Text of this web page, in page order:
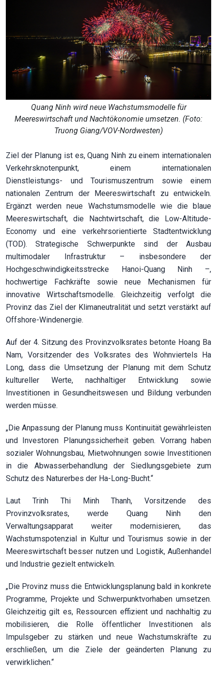
Quang Ninh wird neue Wachstumsmodelle für
Meereswirtschaft und Nachtökonomie umsetzen. (Foto:
Truong Giang/VOV-Nordwesten)
Ziel der Planung ist es, Quang Ninh zu einem internationalen
Verkehrsknotenpunkt, einem internationalen
Dienstleistungs- und Tourismuszentrum sowie einem
nationalen Zentrum der Meereswirtschaft zu entwickeln.
Ergänzt werden neue Wachstumsmodelle wie die blaue
Meereswirtschaft, die Nachtwirtschaft, die Low-Altitude-
Economy und eine verkehrsorientierte Stadtentwicklung
(TOD). Strategische Schwerpunkte sind der Ausbau
multimodaler Infrastruktur – insbesondere der
Hochgeschwindigkeitsstrecke Hanoi-Quang Ninh –,
hochwertige Fachkräfte sowie neue Mechanismen für
innovative Wirtschaftsmodelle. Gleichzeitig verfolgt die
Provinz das Ziel der Klimaneutralität und setzt verstärkt auf
Offshore-Windenergie.
Auf der 4. Sitzung des Provinzvolksrates betonte Hoang Ba
Nam, Vorsitzender des Volksrates des Wohnviertels Ha
Long, dass die Umsetzung der Planung mit dem Schutz
kultureller Werte, nachhaltiger Entwicklung sowie
Investitionen in Gesundheitswesen und Bildung verbunden
werden müsse.
„Die Anpassung der Planung muss Kontinuität gewährleisten
und Investoren Planungssicherheit geben. Vorrang haben
sozialer Wohnungsbau, Mietwohnungen sowie Investitionen
in die Abwasserbehandlung der Siedlungsgebiete zum
Schutz des Naturerbes der Ha-Long-Bucht.“
Laut Trinh Thi Minh Thanh, Vorsitzende des
Provinzvolksrates, werde Quang Ninh den
Verwaltungsapparat weiter modernisieren, das
Wachstumspotenzial in Kultur und Tourismus sowie in der
Meereswirtschaft besser nutzen und Logistik, Außenhandel
und Industrie gezielt entwickeln.
„Die Provinz muss die Entwicklungsplanung bald in konkrete
Programme, Projekte und Schwerpunktvorhaben umsetzen.
Gleichzeitig gilt es, Ressourcen effizient und nachhaltig zu
mobilisieren, die Rolle öffentlicher Investitionen als
Impulsgeber zu stärken und neue Wachstumskräfte zu
erschließen, um die Ziele der geänderten Planung zu
verwirklichen.“